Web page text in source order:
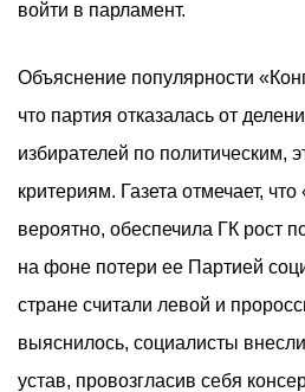
войти в парламент.
Объяснение популярности
что партия отказалась от
избирателей по политическим,
критериям. Газета отмечает,
вероятно, обеспечила ГК рост
на фоне потери ее Партией
стране считали левой и
выяснилось, социалисты
устав, провозгласив себя